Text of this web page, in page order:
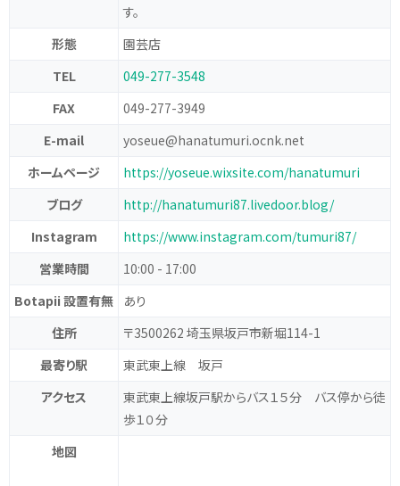
す。
形態
園芸店
TEL
049-277-3548
FAX
049-277-3949
E-mail
yoseue@hanatumuri.ocnk.net
ホームページ
https://yoseue.wixsite.com/hanatumuri
ブログ
http://hanatumuri87.livedoor.blog/
Instagram
https://www.instagram.com/tumuri87/
営業時間
10:00 - 17:00
Botapii 設置有無
あり
住所
〒3500262 埼玉県坂戸市新堀114-1
最寄り駅
東武東上線 坂戸
アクセス
東武東上線坂戸駅からバス１５分 バス停から徒
歩１０分
地図